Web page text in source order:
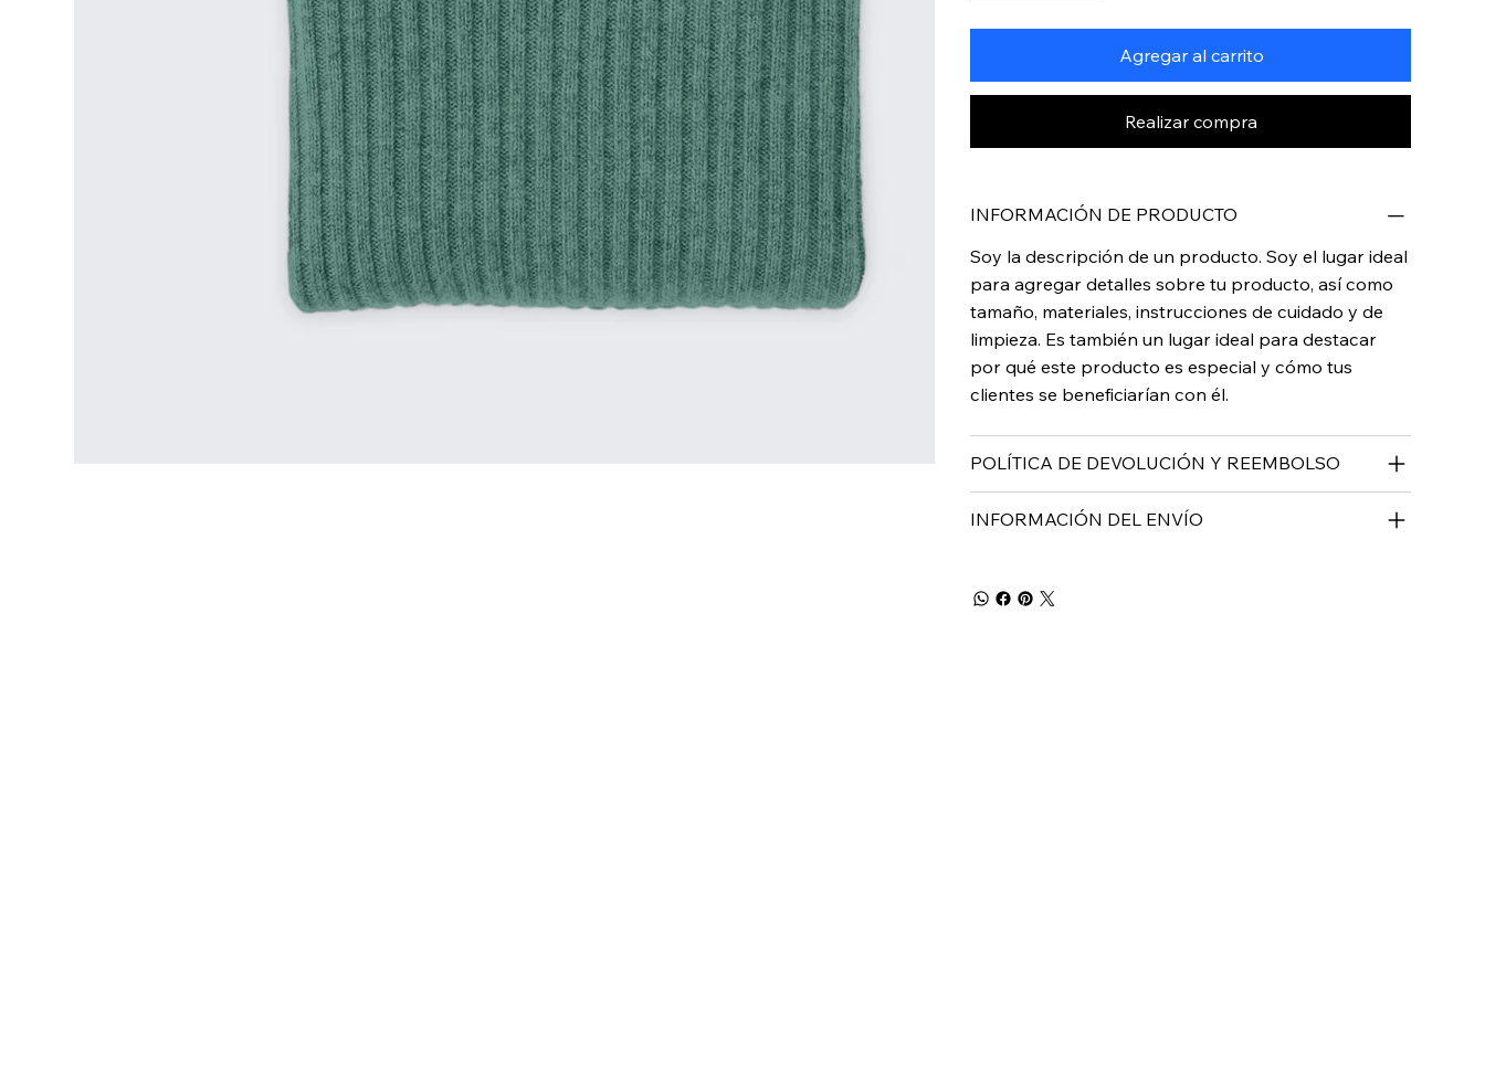
Agregar al carrito
Realizar compra
INFORMACIÓN DE PRODUCTO
Soy la descripción de un producto. Soy el lugar ideal
para agregar detalles sobre tu producto, así como
tamaño, materiales, instrucciones de cuidado y de
limpieza. Es también un lugar ideal para destacar
por qué este producto es especial y cómo tus
clientes se beneficiarían con él.
POLÍTICA DE DEVOLUCIÓN Y REEMBOLSO
INFORMACIÓN DEL ENVÍO